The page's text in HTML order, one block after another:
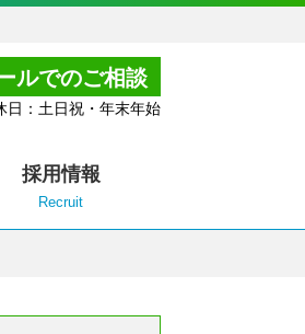
ルでのご相談
：土日祝・年末年始
採用情報
Recruit